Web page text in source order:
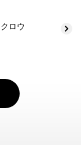
ロウ